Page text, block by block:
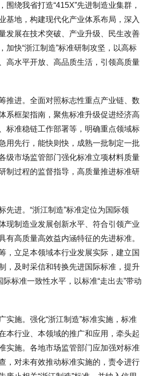
围绕我省打造“415X”先进制造业集群，
基地，构建现代化产业体系布局，深入
发展在技术突破、产业升级、民生改善
加快“浙江制造”标准研制攻坚，以高标
高水平开放、高品质生活，引领高质量
推进。全面对照标志性重点产业链、数
系框架指南，聚焦标准升级促进经济高
标准稳链工作部署等，明确重点领域标
用先行，能快则快，成熟一批制定一批
级市场监管部门强化标准立项材料质量
制过程的监督指导，高质量推进标准研
先进。“浙江制造”标准定位为国际领
现制造业发展创新水平、符合引领产业
有高质量高效益内涵特征的先进标准。
，立足本领域本行业发展实际，建立国
，及时采信和转换先进国际标准，提升
际标准一致性水平，以标准“走出去”带动
实施。强化“浙江制造”标准实施，标准
本行业、本领域的推广和应用，牵头起
实施。各地市场监管部门应加强对标准
，对未有效推动标准实施的，责令进行